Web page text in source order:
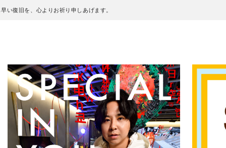
い復旧を、心よりお祈り申しあげます。